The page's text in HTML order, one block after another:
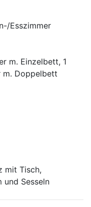
Esszimmer
m. Einzelbett, 1
m. Doppelbett
mit Tisch,
und Sesseln